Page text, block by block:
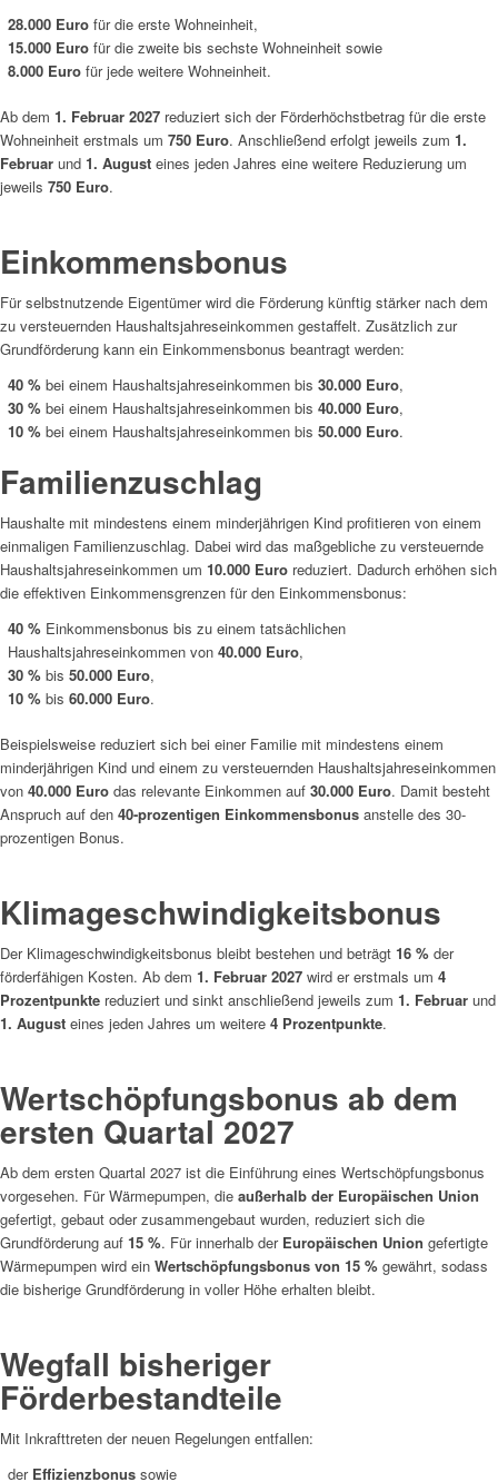
28.000 Euro für die erste Wohneinheit,
15.000 Euro für die zweite bis sechste Wohneinheit sowie
8.000 Euro für jede weitere Wohneinheit.
Ab dem 1. Februar 2027 reduziert sich der Förderhöchstbetrag für die erste
Wohneinheit erstmals um 750 Euro. Anschließend erfolgt jeweils zum 1.
Februar und 1. August eines jeden Jahres eine weitere Reduzierung um
jeweils 750 Euro.
Einkommensbonus
Für selbstnutzende Eigentümer wird die Förderung künftig stärker nach dem
zu versteuernden Haushaltsjahreseinkommen gestaffelt. Zusätzlich zur
Grundförderung kann ein Einkommensbonus beantragt werden:
40 % bei einem Haushaltsjahreseinkommen bis 30.000 Euro,
30 % bei einem Haushaltsjahreseinkommen bis 40.000 Euro,
10 % bei einem Haushaltsjahreseinkommen bis 50.000 Euro.
Familienzuschlag
Haushalte mit mindestens einem minderjährigen Kind profitieren von einem
einmaligen Familienzuschlag. Dabei wird das maßgebliche zu versteuernde
Haushaltsjahreseinkommen um 10.000 Euro reduziert. Dadurch erhöhen sich
die effektiven Einkommensgrenzen für den Einkommensbonus:
40 % Einkommensbonus bis zu einem tatsächlichen
Haushaltsjahreseinkommen von 40.000 Euro,
30 % bis 50.000 Euro,
10 % bis 60.000 Euro.
Beispielsweise reduziert sich bei einer Familie mit mindestens einem
minderjährigen Kind und einem zu versteuernden Haushaltsjahreseinkommen
von 40.000 Euro das relevante Einkommen auf 30.000 Euro. Damit besteht
Anspruch auf den 40-prozentigen Einkommensbonus anstelle des 30-
prozentigen Bonus.
Klimageschwindigkeitsbonus
Der Klimageschwindigkeitsbonus bleibt bestehen und beträgt 16 % der
förderfähigen Kosten. Ab dem 1. Februar 2027 wird er erstmals um 4
Prozentpunkte reduziert und sinkt anschließend jeweils zum 1. Februar und
1. August eines jeden Jahres um weitere 4 Prozentpunkte.
Wertschöpfungsbonus ab dem
ersten Quartal 2027
Ab dem ersten Quartal 2027 ist die Einführung eines Wertschöpfungsbonus
vorgesehen. Für Wärmepumpen, die außerhalb der Europäischen Union
gefertigt, gebaut oder zusammengebaut wurden, reduziert sich die
Grundförderung auf 15 %. Für innerhalb der Europäischen Union gefertigte
Wärmepumpen wird ein Wertschöpfungsbonus von 15 % gewährt, sodass
die bisherige Grundförderung in voller Höhe erhalten bleibt.
Wegfall bisheriger
Förderbestandteile
Mit Inkrafttreten der neuen Regelungen entfallen:
der Effizienzbonus sowie